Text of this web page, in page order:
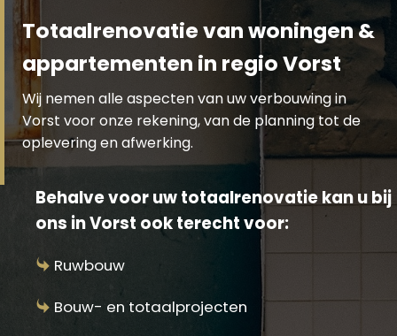
Totaalrenovatie van woningen &
appartementen in regio Vorst
Wij nemen alle aspecten van uw verbouwing in
Vorst voor onze rekening, van de planning tot de
oplevering en afwerking.
Behalve voor uw totaalrenovatie kan u bij
ons in Vorst ook terecht voor:
Ruwbouw
Bouw- en totaalprojecten